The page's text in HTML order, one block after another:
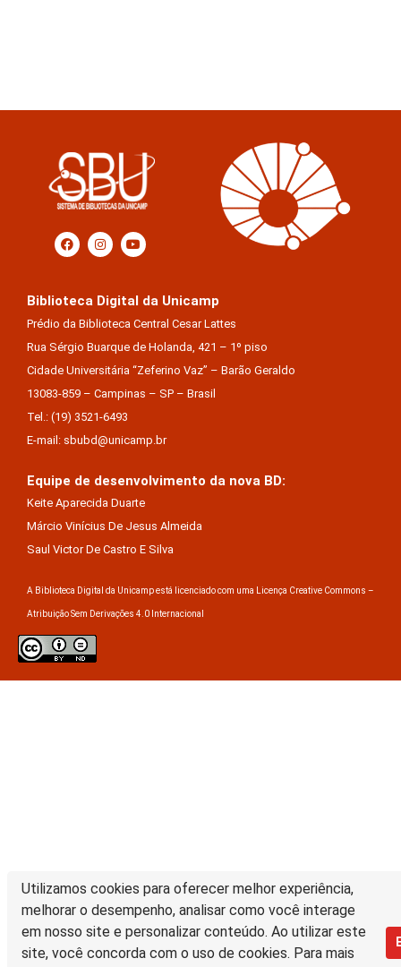
Utilizamos cookies para oferecer melhor experiência,
melhorar o desempenho, analisar como você interage
em nosso site e personalizar conteúdo. Ao utilizar este
site, você concorda com o uso de cookies. Para mais
Biblioteca Digital da Unicamp
Prédio da Biblioteca Central Cesar Lattes
Rua Sérgio Buarque de Holanda, 421 – 1º piso
Cidade Universitária “Zeferino Vaz” – Barão Geraldo
13083-859 – Campinas – SP – Brasil
Tel.: (19) 3521-6493
E-mail: sbubd@unicamp.br
Equipe de desenvolvimento da nova BD:
Keite Aparecida Duarte
Márcio Vinícius De Jesus Almeida
Saul Victor De Castro E Silva
A Biblioteca Digital da Unicamp está licenciado com uma Licença Creative Commons –
Atribuição Sem Derivações 4.0 Internacional